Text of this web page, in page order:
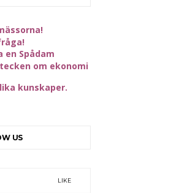
en Spådam
om ekonomi
kunskaper.
US
LIKE